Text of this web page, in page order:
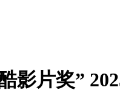
影片奖”